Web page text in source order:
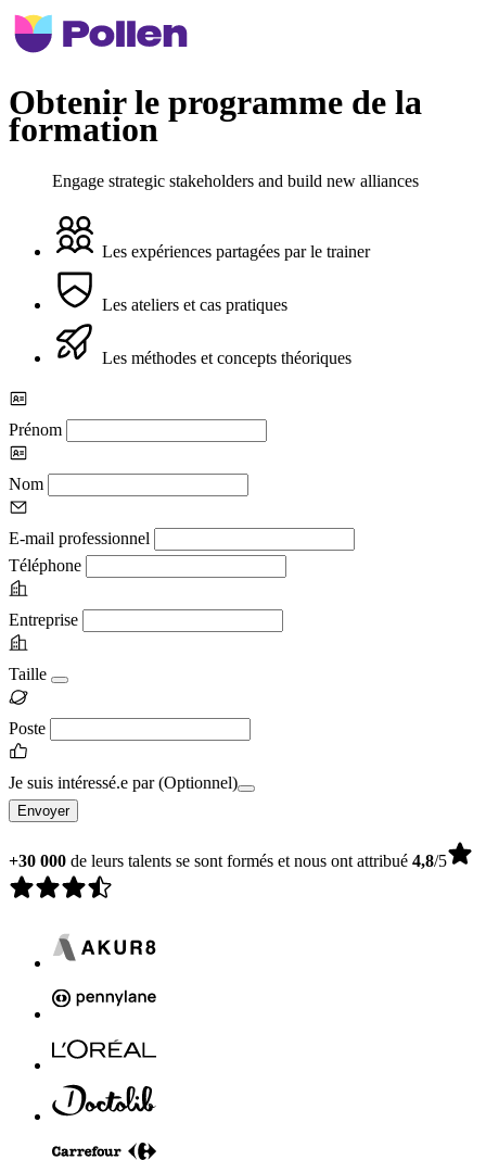
Obtenir le programme de la
formation
Engage strategic stakeholders and build new alliances
Les expériences partagées par le trainer
Les ateliers et cas pratiques
Les méthodes et concepts théoriques
Prénom
Nom
E-mail professionnel
Téléphone
Entreprise
Taille
Poste
Je suis intéressé.e par(Optionnel)
Envoyer
+30 000 de leurs talents se sont formés et nous ont attribué 4,8/5